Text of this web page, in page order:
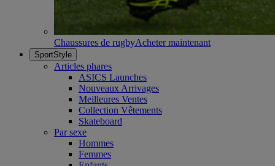
Chaussures de rugbyAcheter maintenant
SportStyle
Articles phares
ASICS Launches
Nouveaux Arrivages
Meilleures Ventes
Collection Vêtements
Skateboard
Par sexe
Hommes
Femmes